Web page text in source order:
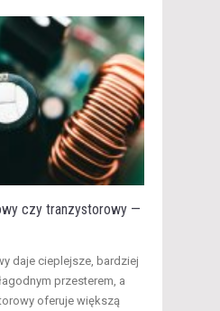
czy tranzystorowy —
daje cieplejsze, bardziej
przesterem, a
oferuje większą